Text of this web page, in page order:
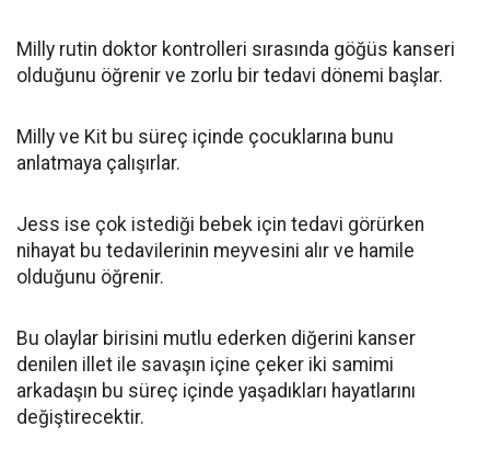
Milly rutin doktor kontrolleri sırasında göğüs kanseri
olduğunu öğrenir ve zorlu bir tedavi dönemi başlar.
Milly ve Kit bu süreç içinde çocuklarına bunu
anlatmaya çalışırlar.
Jess ise çok istediği bebek için tedavi görürken
nihayat bu tedavilerinin meyvesini alır ve hamile
olduğunu öğrenir.
Bu olaylar birisini mutlu ederken diğerini kanser
denilen illet ile savaşın içine çeker iki samimi
arkadaşın bu süreç içinde yaşadıkları hayatlarını
değiştirecektir.